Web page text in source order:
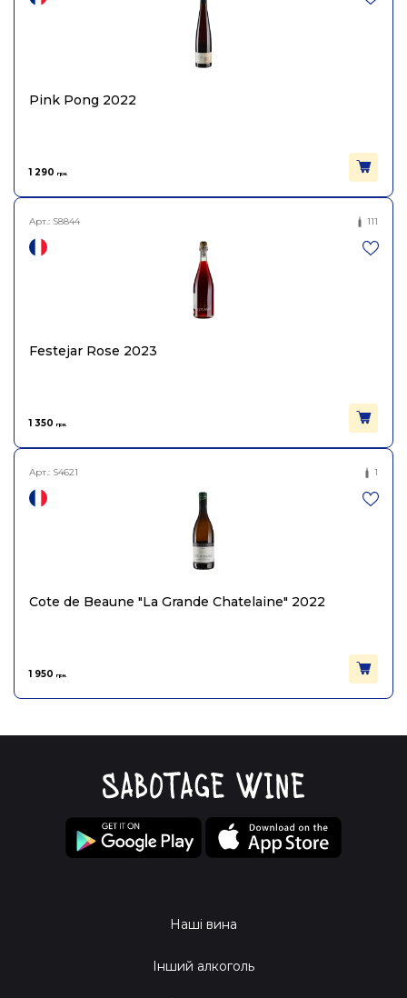
Pink Pong 2022
1 290 грн.
Арт.: S8844 111
Festejar Rose 2023
1 350 грн.
Арт.: S4621 1
Cote de Beaune "La Grande Chatelaine" 2022
1 950 грн.
Наші вина
Інший алкоголь